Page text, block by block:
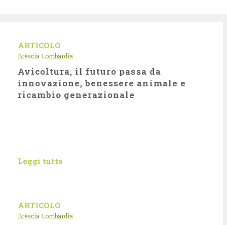
ARTICOLO
Brescia Lombardia
Avicoltura, il futuro passa da
innovazione, benessere animale e
ricambio generazionale
Leggi tutto
ARTICOLO
Brescia Lombardia